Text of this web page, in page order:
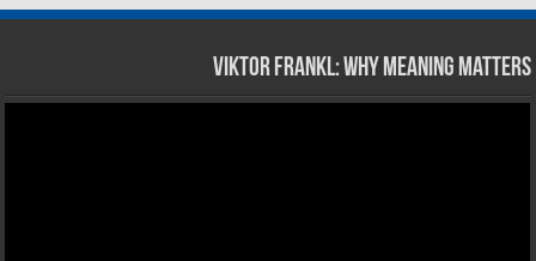
Viktor Frankl: Why Meaning Matters